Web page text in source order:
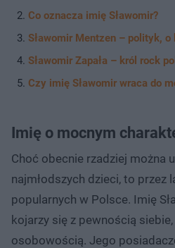
Co oznacza imię Sławomir?
Sławomir Mentzen – polityk,
Sławomir Zapała – król rock
Czy imię Sławomir wraca do
Imię o mocnym
Choć obecnie rzadziej można
najmłodszych dzieci, to przez
popularnych w Polsce. Imię
kojarzy się z pewnością
osobowością. Jego